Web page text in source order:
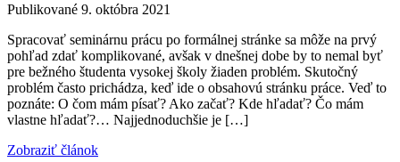
Publikované 9. októbra 2021
Spracovať seminárnu prácu po formálnej stránke sa môže na prvý
pohľad zdať komplikované, avšak v dnešnej dobe by to nemal byť
pre bežného študenta vysokej školy žiaden problém. Skutočný
problém často prichádza, keď ide o obsahovú stránku práce. Veď to
poznáte: O čom mám písať? Ako začať? Kde hľadať? Čo mám
vlastne hľadať?… Najjednoduchšie je […]
Zobraziť článok